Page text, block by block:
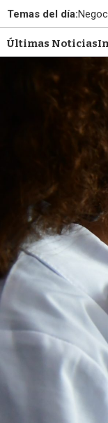
Temas del día:
Últimas Noticias